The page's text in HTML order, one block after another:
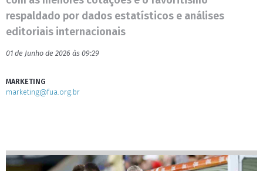
respaldado por dados estatísticos e análises
editoriais internacionais
01 de Junho de 2026 às 09:29
MARKETING
marketing@fua.org.br